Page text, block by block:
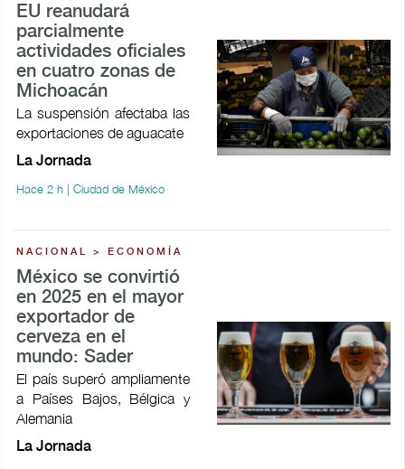
EU reanudará
parcialmente
actividades oficiales
en cuatro zonas de
Michoacán
La suspensión afectaba las
exportaciones de aguacate
La Jornada
Hace 2 h | Ciudad de México
NACIONAL > ECONOMÍA
México se convirtió
en 2025 en el mayor
exportador de
cerveza en el
mundo: Sader
El país superó ampliamente
a Países Bajos, Bélgica y
Alemania
La Jornada